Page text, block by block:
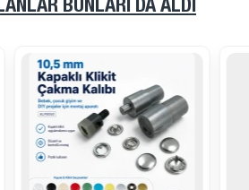
BUNLARI DA ALDI